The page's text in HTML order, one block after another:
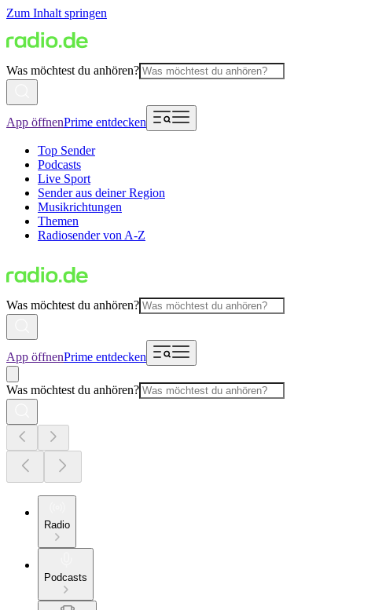
Zum Inhalt springen
Was möchtest du anhören?
App öffnenPrime entdecken
Top Sender
Podcasts
Live Sport
Sender aus deiner Region
Musikrichtungen
Themen
Radiosender von A-Z
Was möchtest du anhören?
App öffnenPrime entdecken
Was möchtest du anhören?
Radio
Podcasts